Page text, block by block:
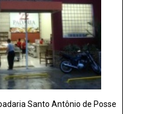
Santo Antônio de Posse